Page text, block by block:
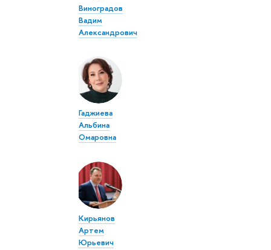
Виноградов
Вадим
Александрович
Гаджиева
Альбина
Омаровна
Кирьянов
Артем
Юрьевич